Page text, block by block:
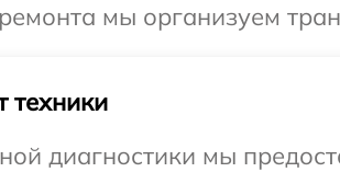
мы организуем
техники
диагностики мы